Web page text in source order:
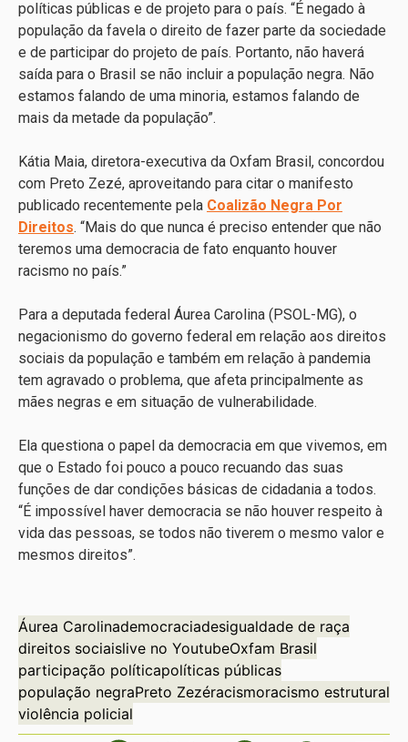
políticas públicas e de projeto para o país. “É negado à
população da favela o direito de fazer parte da sociedade
e de participar do projeto de país. Portanto, não haverá
saída para o Brasil se não incluir a população negra. Não
estamos falando de uma minoria, estamos falando de
mais da metade da população”.
Kátia Maia, diretora-executiva da Oxfam Brasil, concordou
com Preto Zezé, aproveitando para citar o manifesto
publicado recentemente pela Coalizão Negra Por
Direitos. “Mais do que nunca é preciso entender que não
teremos uma democracia de fato enquanto houver
racismo no país.”
Para a deputada federal Áurea Carolina (PSOL-MG), o
negacionismo do governo federal em relação aos direitos
sociais da população e também em relação à pandemia
tem agravado o problema, que afeta principalmente as
mães negras e em situação de vulnerabilidade.
Ela questiona o papel da democracia em que vivemos, em
que o Estado foi pouco a pouco recuando das suas
funções de dar condições básicas de cidadania a todos.
“É impossível haver democracia se não houver respeito à
vida das pessoas, se todos não tiverem o mesmo valor e
mesmos direitos”.
Áurea Carolinademocraciadesigualdade de raça
direitos sociaislive no YoutubeOxfam Brasil
participação políticapolíticas públicas
população negraPreto Zezéracismoracismo estrutural
violência policial